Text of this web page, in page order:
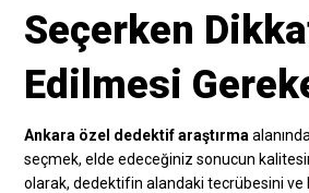
Seçerken
Edilmesi
Ankara özel dedektif araştırma
seçmek, elde edeceğiniz sonucun
olarak, dedektifin alandaki tecrübesini ve